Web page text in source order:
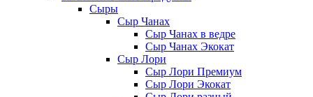
Сыры
Сыр Чанах
Сыр Чанах в ведре
Сыр Чанах Экокат
Сыр Лори
Сыр Лори Премиум
Сыр Лори Экокат